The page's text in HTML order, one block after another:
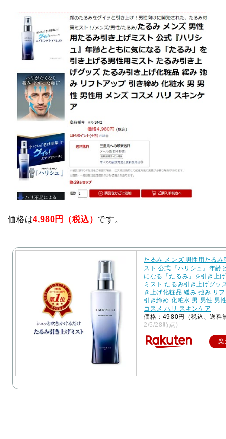
価格は4,980円（税込） です。
たるみ メンズ 男性用たるみ
スト 公式『ハリシュ』年齢
になる「たるみ」を引き上
ミスト たるみ引き上げグッ
き上げ化粧品 緩み 弛み リ
引き締め 化粧水 男 男性 男
コスメ ハリ スキンケア
価格：4980円（税込、送料
2/5/28時点)